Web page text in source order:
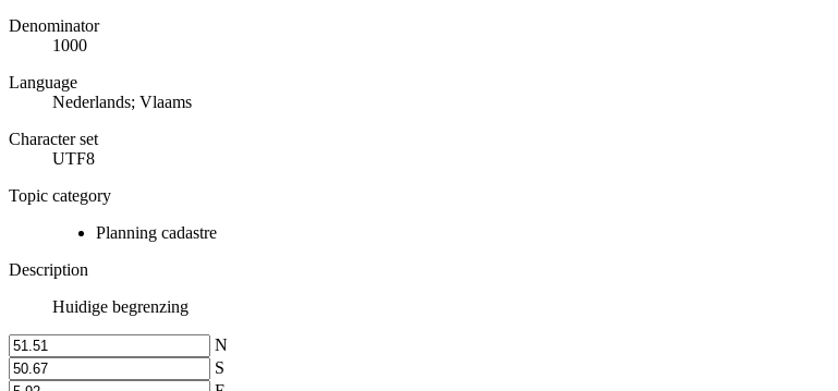
Denominator
1000
Language
Nederlands; Vlaams
Character set
UTF8
Topic category
Planning cadastre
Description
Huidige begrenzing
N
S